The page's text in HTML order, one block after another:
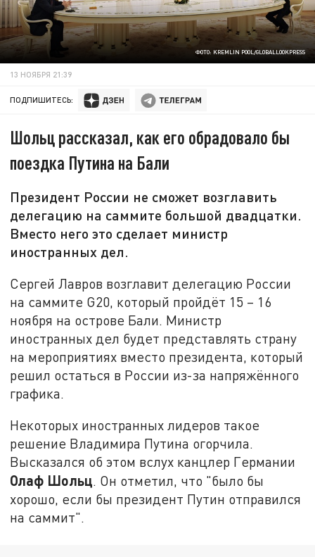
ФОТО: KREMLIN POOL/GLOBALLOOKPRESS
13 НОЯБРЯ 21:39
ПОДПИШИТЕСЬ:
Шольц рассказал, как его обрадовало бы
поездка Путина на Бали
Президент России не сможет возглавить
делегацию на саммите большой двадцатки.
Вместо него это сделает министр
иностранных дел.
Сергей Лавров возглавит делегацию России
на саммите G20, который пройдёт 15 – 16
ноября на острове Бали. Министр
иностранных дел будет представлять страну
на мероприятиях вместо президента, который
решил остаться в России из-за напряжённого
графика.
Некоторых иностранных лидеров такое
решение Владимира Путина огорчила.
Высказался об этом вслух канцлер Германии
Олаф Шольц. Он отметил, что "было бы
хорошо, если бы президент Путин отправился
на саммит".